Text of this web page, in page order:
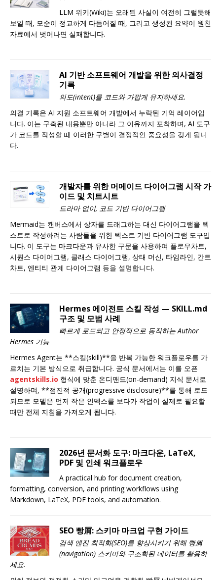
LLM 위키(Wiki)는 오래된 사실이 여전히 그럴듯해
보일 때, 모순이 정교하게 다듬어질 때, 그리고 생성된 요약이 원천
자료에서 벗어나면 실패합니다.
AI 기반 소프트웨어 개발을 위한 의사결정
기록
의도(intent)를 코드와 가깝게 유지하세요.
의결 기록은 AI 지원 소프트웨어 개발에서 누락된 기억 레이어입
니다. 이는 구축된 내용뿐만 아니라 그 이유까지 포착하며, AI 도구
가 코드를 작성할 때 이러한 구별이 결정적인 중요성을 갖게 됩니
다.
개발자를 위한 머메이드 다이어그램 시작 가
이드 및 치트시트
드라마 없이, 코드 기반 다이어그램
Mermaid는 캔버스에서 상자를 드래그하는 대신 다이어그램을 텍
스트로 작성하려는 사람들을 위한 텍스트 기반 다이어그램 도구입
니다. 이 도구는 마크다운과 유사한 구문을 사용하여 플로우차트,
시퀀스 다이어그램, 클래스 다이어그램, 상태 머신, 타임라인, 간트
차트, 엔티티 관계 다이어그램 등을 설명합니다.
Hermes 에이전트 스킬 작성 — SKILL.md
구조 및 모범 사례
빠르게 로드되고 안정적으로 동작하는 Author
Hermes 기능
Hermes Agent는 **스킬(skill)**을 반복 가능한 워크플로우를 가
르치는 기본 방식으로 취급합니다. 공식 문서에서는 이를 오픈
agentskills.io 형식에 맞춘 온디맨드(on-demand) 지식 문서로
설명하며, **점진적 공개(progressive disclosure)**를 통해 로드
되므로 모델은 먼저 작은 인덱스를 보다가 작업이 실제로 필요할
때만 전체 지침을 가져오게 됩니다.
2026년 문서화 도구: 마크다운, LaTeX,
PDF 및 인쇄 워크플로우
A practical hub for document creation,
formatting, conversion, and printing workflows using
Markdown, LaTeX, PDF tools, and automation.
SEO 빵屑: 스키마 마크업 구현 가이드
검색 엔진 최적화(SEO)를 향상시키기 위해 빵屑
(navigation) 스키마와 구조화된 데이터를 활용하
세요.